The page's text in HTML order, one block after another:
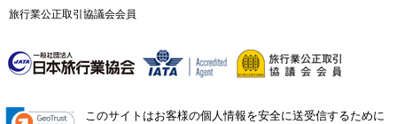
旅行業公正取引協議会会員
このサイトはお客様の個人情報を安全に送受信するために